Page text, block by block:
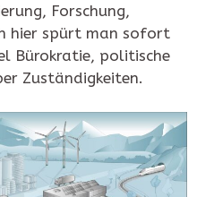
Forschung,
hier spürt man sofort
Bürokratie, politische
Zuständigkeiten.